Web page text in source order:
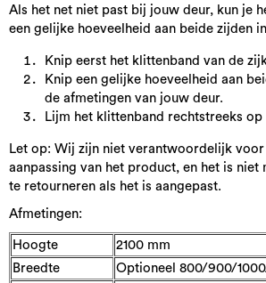
Als het net niet past bij jouw deur, kun je
een gelijke hoeveelheid aan beide zijden
Knip eerst het klittenband van de
Knip een gelijke hoeveelheid aan
de afmetingen van jouw deur.
Lijm het klittenband rechtstreeks op
Let op: Wij zijn niet verantwoordelijk voor
aanpassing van het product, en het is
te retourneren als het is aangepast.
Afmetingen:
Hoogte
2100 mm
Breedte
Optioneel 800/900/